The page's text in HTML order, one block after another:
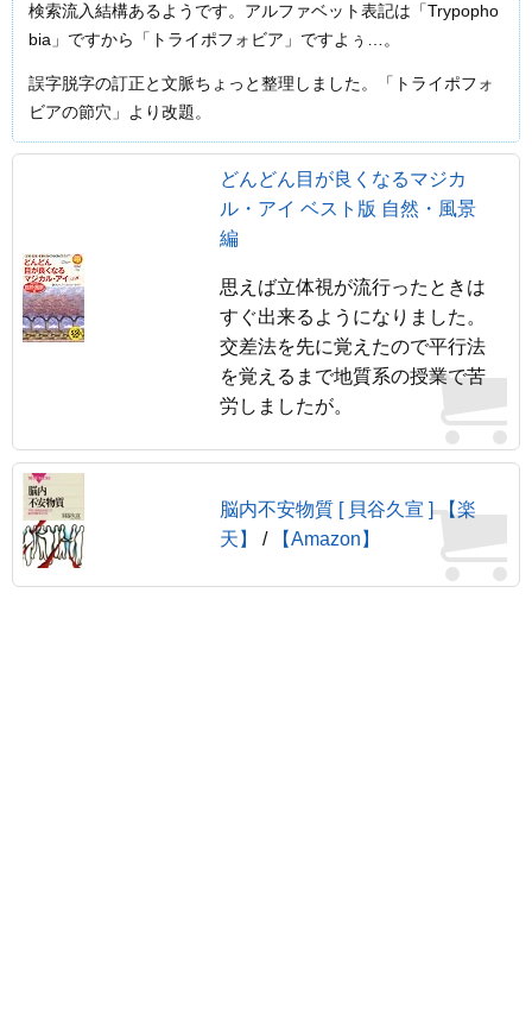
検索流入結構あるようです。アルファベット表記は「Trypopho
bia」ですから「トライポフォビア」ですよぅ…。
誤字脱字の訂正と文脈ちょっと整理しました。「トライポフォ
ビアの節穴」より改題。
どんどん目が良くなるマジカ
ル・アイ ベスト版 自然・風景
編
思えば立体視が流行ったときは
すぐ出来るようになりました。
交差法を先に覚えたので平行法
を覚えるまで地質系の授業で苦
労しましたが。
脳内不安物質 [ 貝谷久宣 ] 【楽
天】
/ 【Amazon】